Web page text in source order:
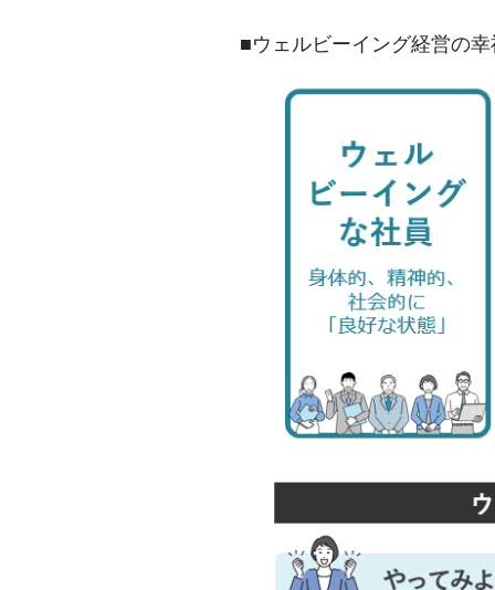
■ウェルビーイング経営の